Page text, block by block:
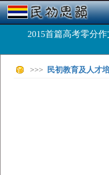
2015首篇高考零分
>>> 民初教育及人才